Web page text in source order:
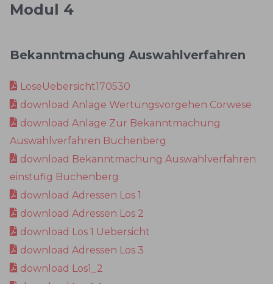
Modul 4
Bekanntmachung Auswahlverfahren
LoseUebersicht170530
download Anlage Wertungsvorgehen Corwese
download Anlage Zur Bekanntmachung
Auswahlverfahren Buchenberg
download Bekanntmachung Auswahlverfahren
einstufig Buchenberg
download Adressen Los 1
download Adressen Los 2
download Los 1 Uebersicht
download Adressen Los 3
download Los1_2